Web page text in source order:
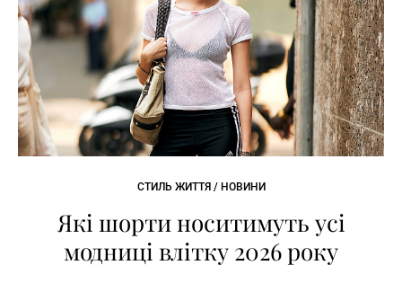
СТИЛЬ ЖИТТЯ / НОВИНИ
Які шорти носитимуть усі
модниці влітку 2026 року